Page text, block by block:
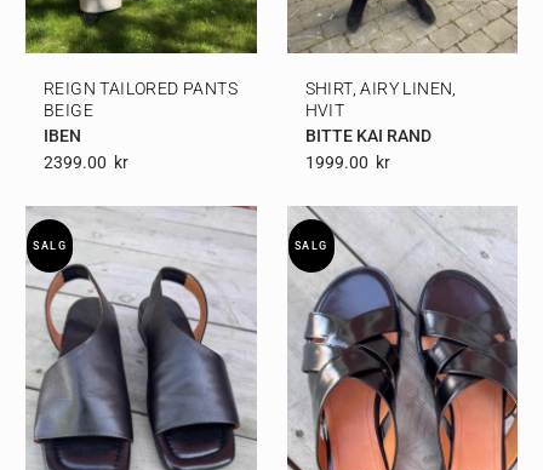
REIGN TAILORED PANTS
BEIGE
IBEN
2399.00 Kr
SHIRT, AIRY LINEN,
HVIT
BITTE KAI RAND
1999.00 Kr
SALG SALG